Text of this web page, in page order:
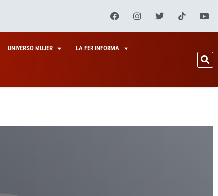
UNIVERSO MUJER LA FER INFORMA